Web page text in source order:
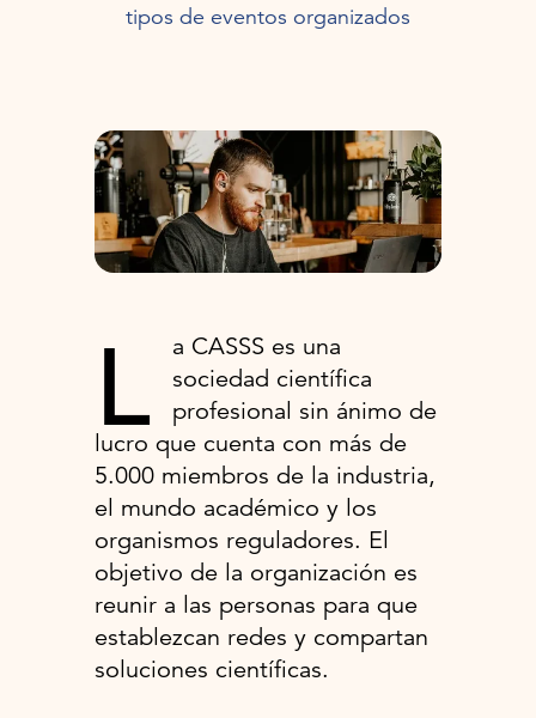
tipos de eventos organizados
L
a CASSS es una
sociedad científica
profesional sin ánimo de
lucro que cuenta con más de
5.000 miembros de la industria,
el mundo académico y los
organismos reguladores. El
objetivo de la organización es
reunir a las personas para que
establezcan redes y compartan
soluciones científicas.